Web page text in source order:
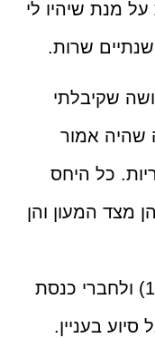
מנת שיהיו לי
שרות.
שקיבלתי
שהיה אמור
כל היחס
מצד המעון והן
פניתי לתקשורת (ראיון בערוץ 10) ולחברי כנסת
בעניין.